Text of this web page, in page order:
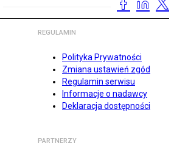
REGULAMIN
Polityka Prywatności
Zmiana ustawień zgód
Regulamin serwisu
Informacje o nadawcy
Deklaracja dostępności
PARTNERZY